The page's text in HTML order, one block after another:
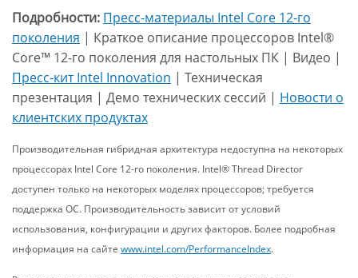
Подробности: Пресс-материалы Intel Core 12-го
поколения | Краткое описание процессоров Intel®
Core™ 12-го поколения для настольных ПК | Видео |
Пресс-кит Intel Innovation | Техническая
презентация | Демо технических сессий | Новости о
клиентских продуктах
Производительная гибридная архитектура недоступна на некоторых
процессорах Intel Core 12-го поколения. Intel® Thread Director
доступен только на некоторых моделях процессоров; требуется
поддержка ОС. Производительность зависит от условий
использования, конфигурации и других факторов. Более подробная
информация на сайте www.intel.com/PerformanceIndex.